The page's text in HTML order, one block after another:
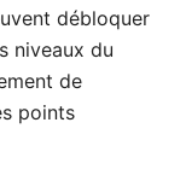
débloquer
niveaux du
de
points